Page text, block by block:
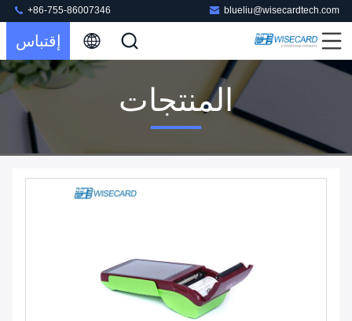
blueliu@wisecardtech.com
+86-755-86007346
إقتباس
المنتجات